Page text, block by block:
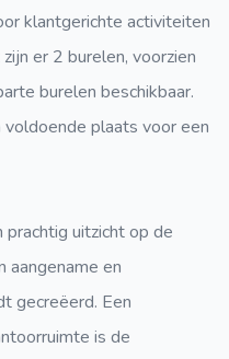
klantgerichte activiteiten
er 2 burelen, voorzien
burelen beschikbaar.
voldoende plaats voor een
uitzicht op de
aangename en
gecreëerd. Een
is de